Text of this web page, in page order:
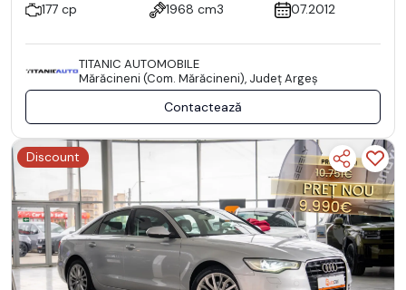
177 cp
1968 cm3 07.2012
TITANIC AUTOMOBILE
Mărăcineni (Com. Mărăcineni), Județ Argeş
Contactează
Discount